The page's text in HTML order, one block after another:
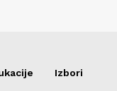
Izbori